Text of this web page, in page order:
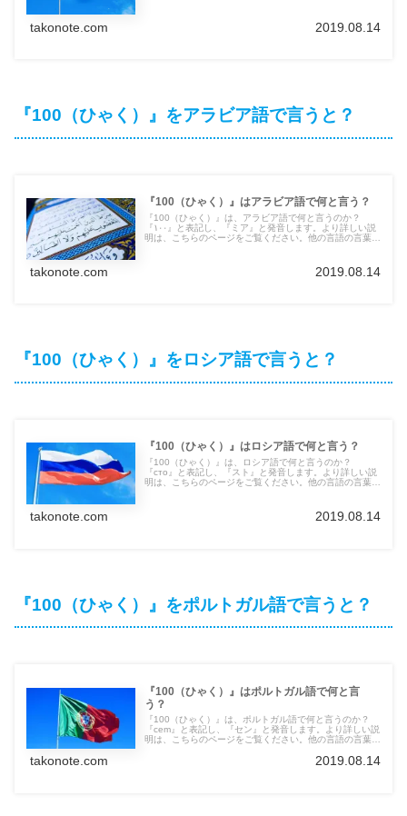
takonote.com 2019.08.14
『100（ひゃく）』をアラビア語で言うと？
『100（ひゃく）』はアラビア語で何と言う？
『100（ひゃく）』は、アラビア語で何と言うのか？
『١٠٠』と表記し、『ミア』と発音します。より詳しい説
明は、こちらのページをご覧ください。他の言語の言葉も
takonote.com 2019.08.14
『100（ひゃく）』をロシア語で言うと？
『100（ひゃく）』はロシア語で何と言う？
『100（ひゃく）』は、ロシア語で何と言うのか？
『сто』と表記し、『スト』と発音します。より詳しい説
明は、こちらのページをご覧ください。他の言語の言葉も
takonote.com 2019.08.14
『100（ひゃく）』をポルトガル語で言うと？
『100（ひゃく）』はポルトガル語で何と言
う？
『100（ひゃく）』は、ポルトガル語で何と言うのか？
『cem』と表記し、『セン』と発音します。より詳しい説
明は、こちらのページをご覧ください。他の言語の言葉も
takonote.com 2019.08.14